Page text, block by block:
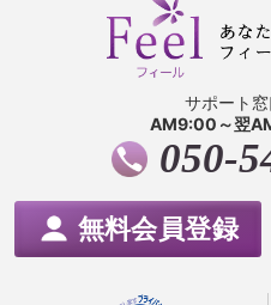
サポート
AM9:00～翌
050-
無料会員登録